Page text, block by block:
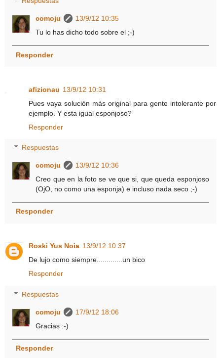
comoju
13/9/12 10:35
Tu lo has dicho todo sobre el ;-)
Responder
afizionau 13/9/12 10:31
Pues vaya solución más original para gente intolerante por
ejemplo. Y esta igual esponjoso?
Responder
Respuestas
comoju
13/9/12 10:36
Creo que en la foto se ve que si, que queda esponjoso
(OjO, no como una esponja) e incluso nada seco ;-)
Responder
Roski Yus Noia 13/9/12 10:37
De lujo como siempre.............un bico
Responder
Respuestas
comoju
17/9/12 18:06
Gracias :-)
Responder